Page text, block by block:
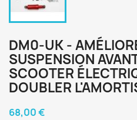
DM0-UK -
SUSPENSION
SCOOTER
DOUBLER
68,00 €